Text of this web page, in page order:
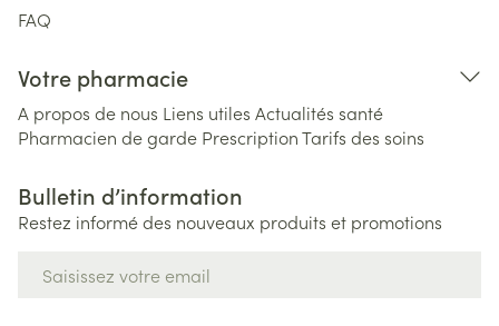
FAQ
Votre pharmacie
A propos de nous Liens utiles Actualités santé
Pharmacien de garde PrescriptionTarifs des soins
Bulletin d’information
Restez informé des nouveaux produits et promotions